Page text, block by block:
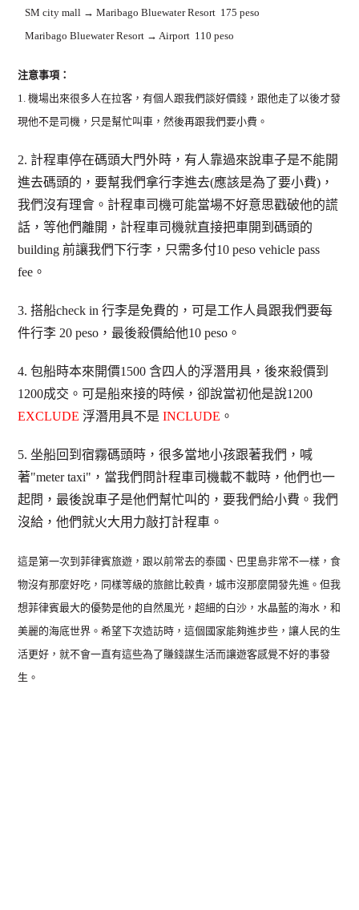
SM city mall → Maribago Bluewater Resort 175 peso
Maribago Bluewater Resort → Airport 110 peso
注意事項：
1. 機場出來很多人在拉客，有個人跟我們談好價錢，跟他走了以後才發
現他不是司機，只是幫忙叫車，然後再跟我們要小費。
2. 計程車停在碼頭大門外時，有人靠過來說車子是不能開
進去碼頭的，要幫我們拿行李進去(應該是為了要小費)，
我們沒有理會。計程車司機可能當場不好意思戳破他的謊
話，等他們離開，計程車司機就直接把車開到碼頭的
building 前讓我們下行李，只需多付10 peso vehicle pass
fee。
3. 搭船check in 行李是免費的，可是工作人員跟我們要每
件行李 20 peso，最後殺價給他10 peso。
4. 包船時本來開價1500 含四人的浮潛用具，後來殺價到
1200成交。可是船來接的時候，卻說當初他是說1200
EXCLUDE浮潛用具不是 INCLUDE 。
5. 坐船回到宿霧碼頭時，很多當地小孩跟著我們，喊
著"meter taxi"，當我們問計程車司機載不載時，他們也一
起問，最後說車子是他們幫忙叫的，要我們給小費。我們
沒給，他們就火大用力敲打計程車。
這是第一次到菲律賓旅遊，跟以前常去的泰國、巴里島非常不一樣，食
物沒有那麼好吃，同樣等級的旅館比較貴，城市沒那麼開發先進。但我
想菲律賓最大的優勢是他的自然風光，超細的白沙，水晶藍的海水，和
美麗的海底世界。希望下次造訪時，這個國家能夠進步些，讓人民的生
活更好，就不會一直有這些為了賺錢謀生活而讓遊客感覺不好的事發
生。